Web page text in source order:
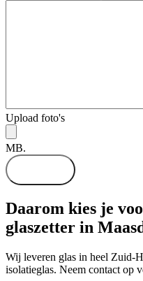
Upload foto's
MB.
Daarom kies je
glaszetter in
Wij leveren glas in heel Zuid-
isolatieglas. Neem contact op